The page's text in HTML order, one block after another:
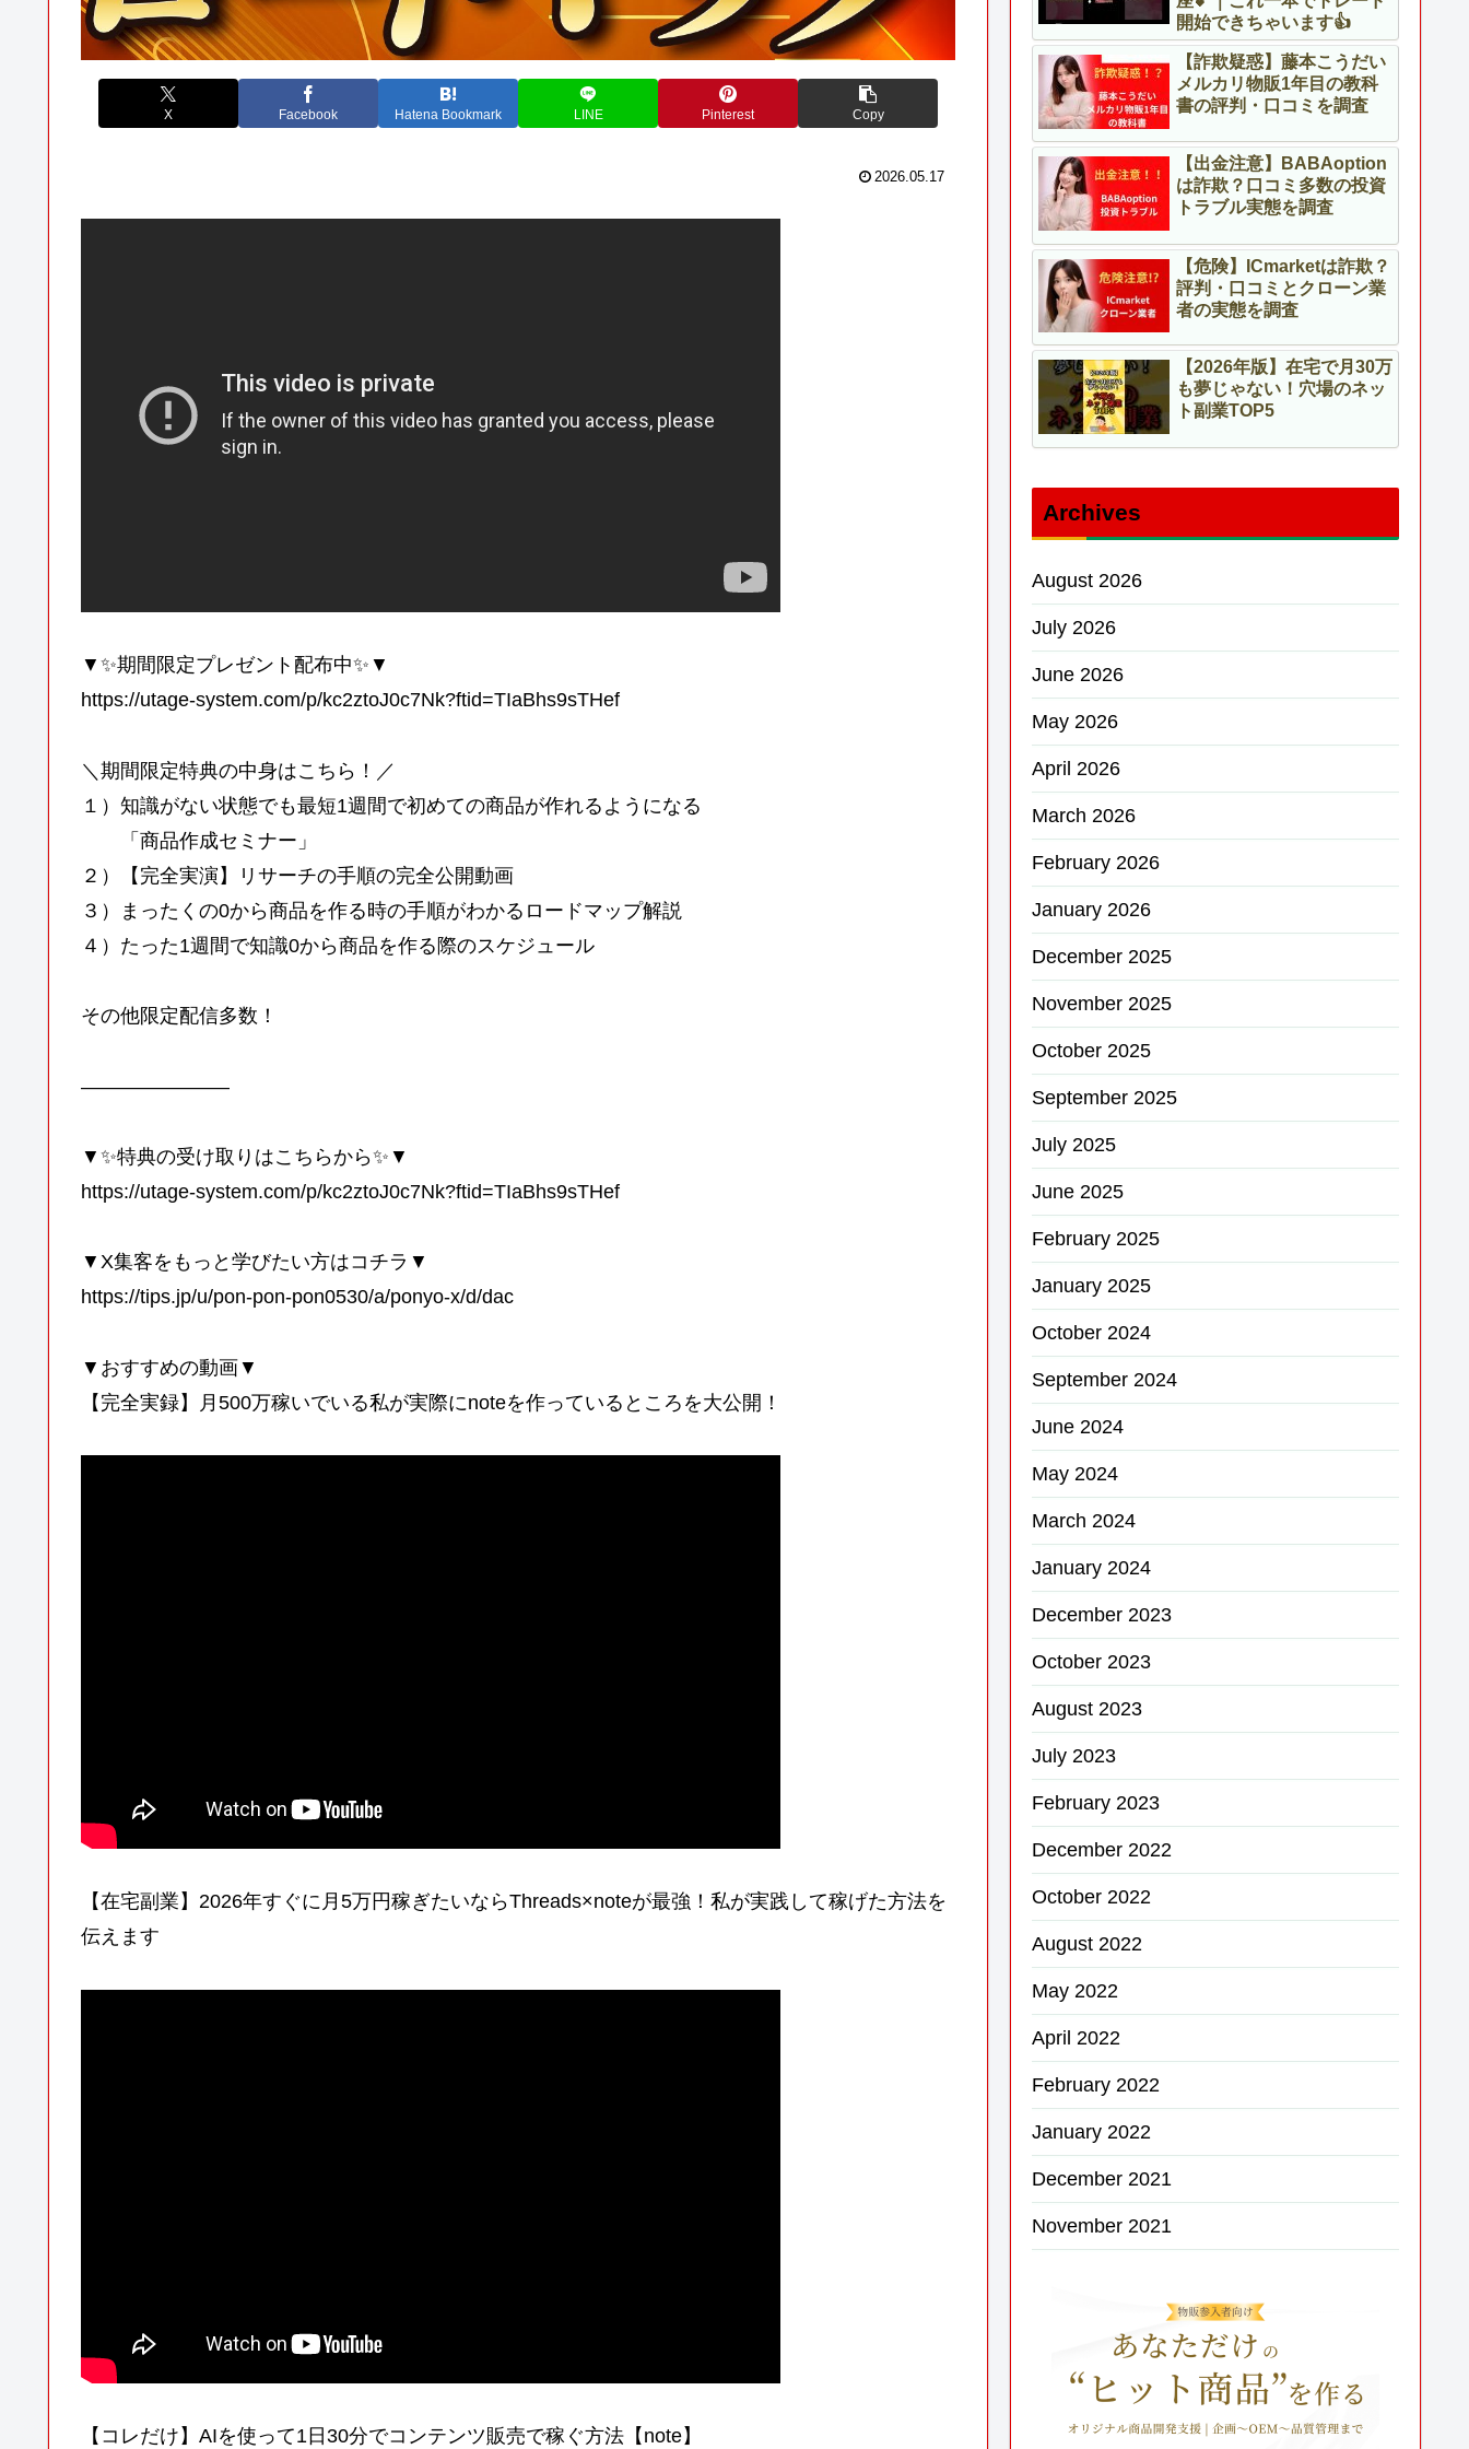
X Facebook Hatena Bookmark LINE Pinterest Copy
2026.05.17
▼✨期間限定プレゼント配布中✨▼
https://utage-system.com/p/kc2ztoJ0c7Nk?ftid=TIaBhs9sTHef
＼期間限定特典の中身はこちら！／
１）知識がない状態でも最短1週間で初めての商品が作れるようになる
「商品作成セミナー」
２）【完全実演】リサーチの手順の完全公開動画
３）まったくの0から商品を作る時の手順がわかるロードマップ解説
４）たった1週間で知識0から商品を作る際のスケジュール
その他限定配信多数！
———————–
▼✨特典の受け取りはこちらから✨▼
https://utage-system.com/p/kc2ztoJ0c7Nk?ftid=TIaBhs9sTHef
▼X集客をもっと学びたい方はコチラ▼
https://tips.jp/u/pon-pon-pon0530/a/ponyo-x/d/dac
▼おすすめの動画▼
【完全実録】月500万稼いでいる私が実際にnoteを作っているところを大公開！
【在宅副業】2026年すぐに月5万円稼ぎたいならThreads×noteが最強！私が実践して稼げた方法を
伝えます
【コレだけ】AIを使って1日30分でコンテンツ販売で稼ぐ方法【note】
開始できちゃいます👍
【詐欺疑惑】藤本こうだい
メルカリ物販1年目の教科
書の評判・口コミを調査
【出金注意】BABAoption
は詐欺？口コミ多数の投資
トラブル実態を調査
【危険】ICmarketは詐欺？
評判・口コミとクローン業
者の実態を調査
【2026年版】在宅で月30万
も夢じゃない！穴場のネッ
ト副業TOP5
Archives
August 2026
July 2026
June 2026
May 2026
April 2026
March 2026
February 2026
January 2026
December 2025
November 2025
October 2025
September 2025
July 2025
June 2025
February 2025
January 2025
October 2024
September 2024
June 2024
May 2024
March 2024
January 2024
December 2023
October 2023
August 2023
July 2023
February 2023
December 2022
October 2022
August 2022
May 2022
April 2022
February 2022
January 2022
December 2021
November 2021